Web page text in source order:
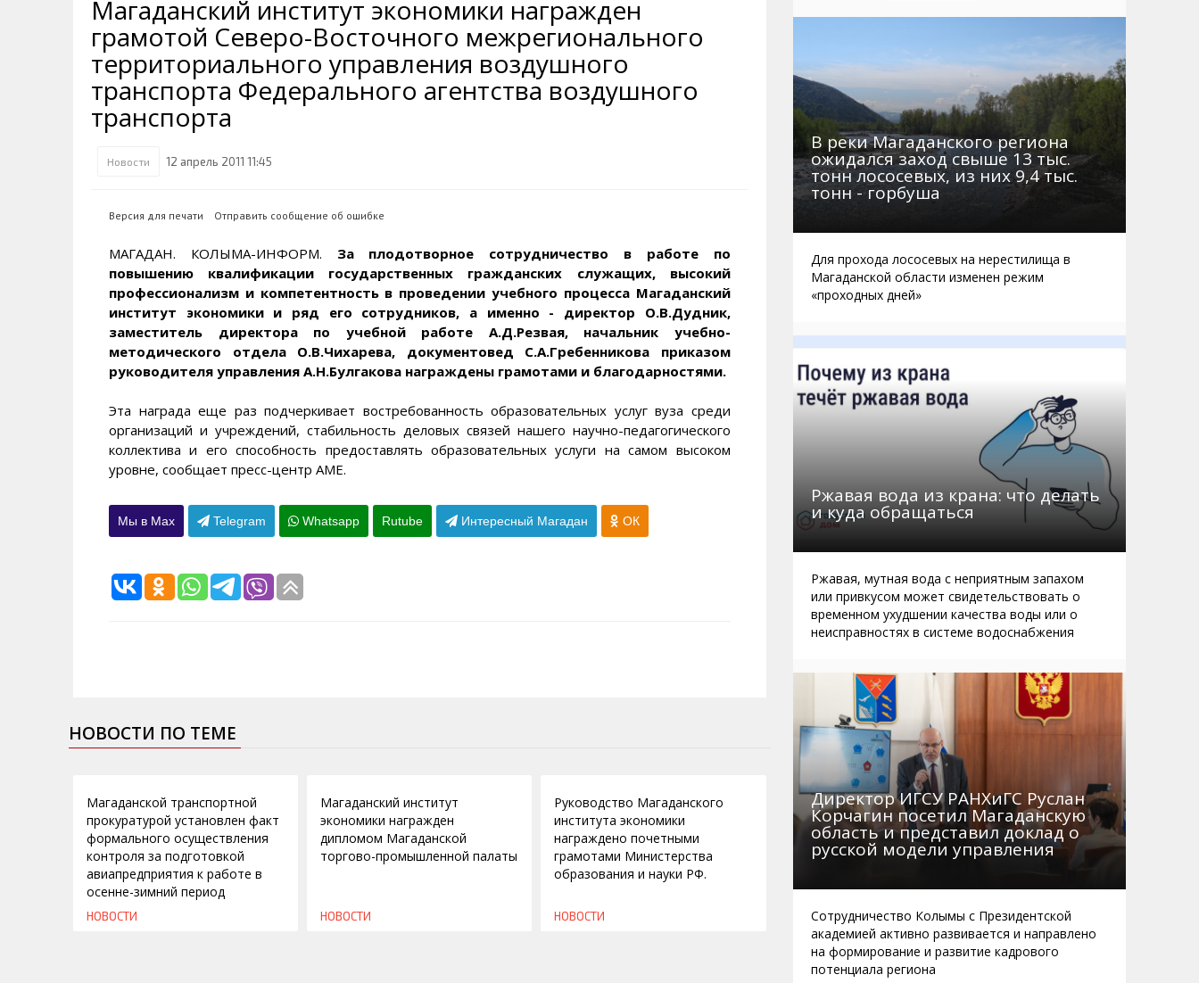
Транспортная инфраструктура
Их надо знать. Галерея славы
Колымы
Достопримечательности
Магадана и области
Туристическик маршруты
Интерактивная карта
Песни о Колыме
Хранители экрана. Заставки
Онлайн вебкамеры в Магадане
Кинохроника Магадана
3D районы города
Фотоальбом
Автобусы Магадан – Аэропорт
Таблица приливов отливов
Губернатор
Наркоте нет
Аэропорт Магадан
Полицейских не бить
Сельское хозяйство
Аварии ДТП
Кванториум
Визит
Благоустройство
Ипотека
УМВД
Косторезы Магадана
Профсоюзы
Соцподдержка
Не мусорить
Браконьеры
Магаданский институт экономики награжден
грамотой Северо-Восточного межрегионального
территориального управления воздушного
транспорта Федерального агентства воздушного
транспорта
Новости 12 апрель 2011 11:45
Версия для печати Отправить сообщение об ошибке
МАГАДАН. КОЛЫМА-ИНФОРМ. За плодотворное сотрудничество в работе по
повышению квалификации государственных гражданских служащих, высокий
профессионализм и компетентность в проведении учебного процесса Магаданский
институт экономики и ряд его сотрудников, а именно - директор О.В.Дудник,
заместитель директора по учебной работе А.Д.Резвая, начальник учебно-
методического отдела О.В.Чихарева, документовед С.А.Гребенникова приказом
руководителя управления А.Н.Булгакова награждены грамотами и благодарностями.
Эта награда еще раз подчеркивает востребованность образовательных услуг вуза среди
организаций и учреждений, стабильность деловых связей нашего научно-педагогического
коллектива и его способность предоставлять образовательных услуги на самом высоком
уровне, сообщает пресс-центр АМЕ.
Мы в Max Telegram Whatsapp Rutube Интересный Магадан ОК
НОВОСТИ ПО ТЕМЕ
Магаданской транспортной
прокуратурой установлен факт
формального осуществления
контроля за подготовкой
авиапредприятия к работе в
осенне-зимний период
НОВОСТИ
Магаданский институт
экономики награжден
дипломом Магаданской
торгово-промышленной палаты
НОВОСТИ
Руководство Магаданского
института экономики
награждено почетными
грамотами Министерства
образования и науки РФ.
НОВОСТИ
В реки Магаданского региона
ожидался заход свыше 13 тыс.
тонн лососевых, из них 9,4 тыс.
тонн - горбуша
Для прохода лососевых на нерестилища в
Магаданской области изменен режим
«проходных дней»
Ржавая вода из крана: что делать
и куда обращаться
Ржавая, мутная вода с неприятным запахом
или привкусом может свидетельствовать о
временном ухудшении качества воды или о
неисправностях в системе водоснабжения
Директор ИГСУ РАНХиГС Руслан
Корчагин посетил Магаданскую
область и представил доклад о
русской модели управления
Сотрудничество Колымы с Президентской
академией активно развивается и направлено
на формирование и развитие кадрового
потенциала региона